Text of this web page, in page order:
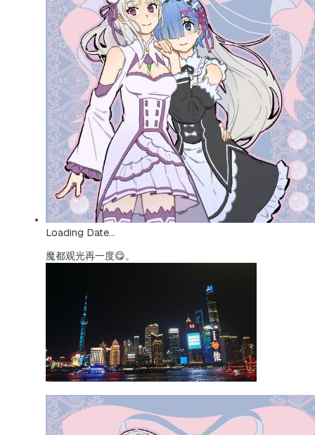
Loading Date...
魔都观光再一度😋。